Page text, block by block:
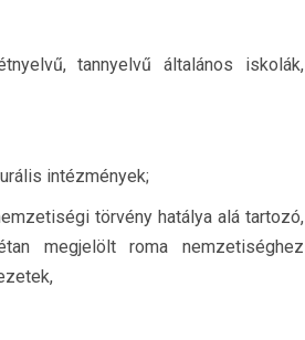
tannyelvű általános iskolák,
intézmények;
törvény hatálya alá tartozó,
megjelölt roma nemzetiséghez